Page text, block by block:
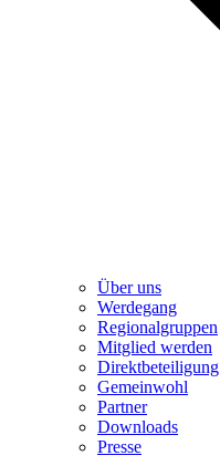
Über uns
Werdegang
Regionalgruppen
Mitglied werden
Direktbeteiligung
Gemeinwohl
Partner
Downloads
Presse